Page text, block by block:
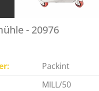
- 20976
Packint
MILL/50